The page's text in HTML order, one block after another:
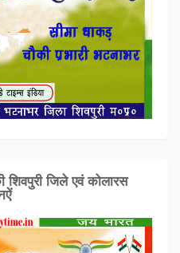
शिवपुरी जिले एवं कोलारस